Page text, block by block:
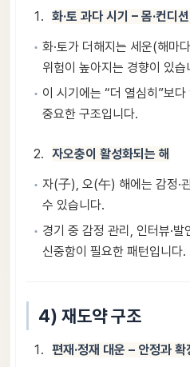
화·토 과다 시기 – 몸·컨디
화·토가 더해지는 세운(해마
위험이 높아지는 경향이 있습
이 시기에는 “더 열심히”보다
중요한 구조입니다.
자오충이 활성화되는 해
자(子), 오(午) 해에는 감정·
수 있습니다.
경기 중 감정 관리, 인터뷰·발
신중함이 필요한 패턴입니다.
4) 재도약 구조
편재·정재 대운 – 안정과 확